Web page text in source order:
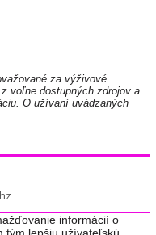
za výživové
voľne dostupných zdrojov a
O užívaní uvádzaných
informácií o